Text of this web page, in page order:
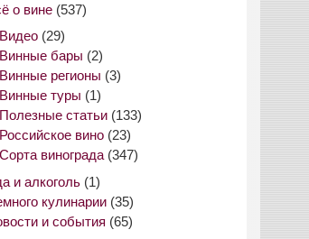
о вине (537)
Видео (29)
Винные бары (2)
Винные регионы (3)
Винные туры (1)
Полезные статьи (133)
Российское вино (23)
Сорта винограда (347)
и алкоголь (1)
кулинарии (35)
и события (65)